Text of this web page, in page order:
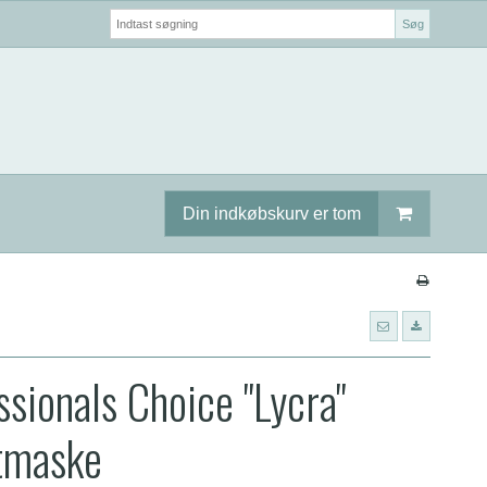
Søg
Din indkøbskurv er tom
Choice "Lycra"